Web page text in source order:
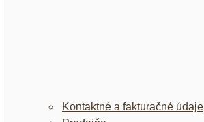
Kontaktné a fakturačné údaje